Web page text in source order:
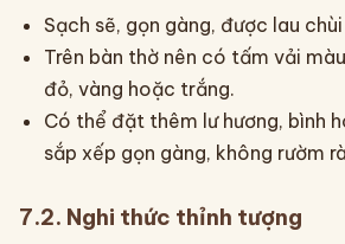
Sạch sẽ, gọn gàng, được lau
Trên bàn thờ nên có tấm vải
đỏ, vàng hoặc trắng.
Có thể đặt thêm lư hương, bình
sắp xếp gọn gàng, không rườm
7.2. Nghi thức thỉnh tượng